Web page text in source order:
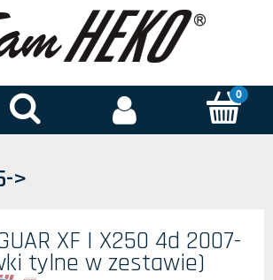
>
XF I X250 4d 2007-
tylne w zestawie)